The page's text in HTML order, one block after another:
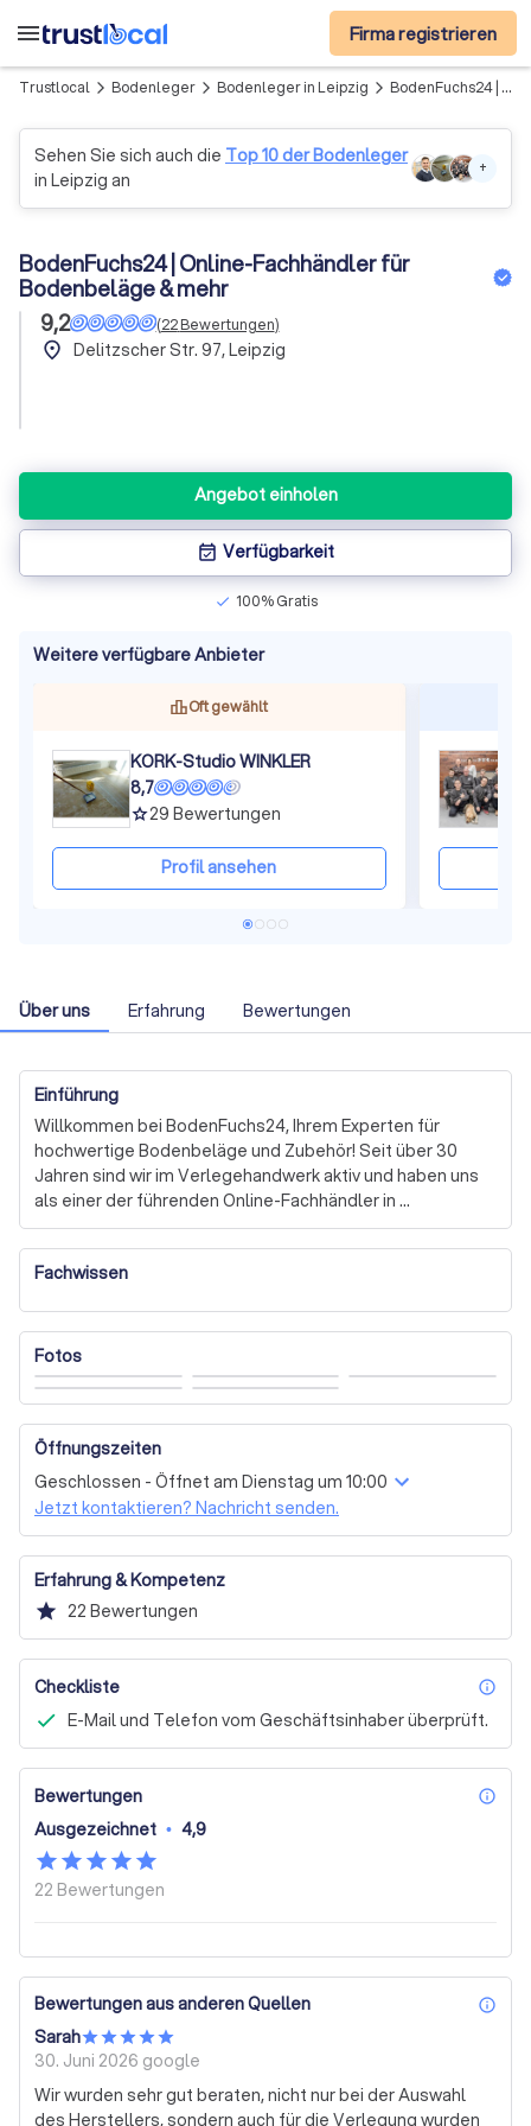
menu Firma registrieren
Trustlocal arrow_forward_ios Bodenleger arrow_forward_ios Bodenleger in Leipzig arrow_forward_ios BodenFuchs24 | Online-Fachhändler für Bodenbeläge & mehr
Sehen Sie sich auch die Top 10 der Bodenleger
in Leipzig an
+
BodenFuchs24 | Online-Fachhändler für
Bodenbeläge & mehr
9,2
(22Bewertungen)
place Delitzscher Str. 97, Leipzig
Angebot einholen
event_available Verfügbarkeit
check 100% Gratis
Weitere verfügbare Anbieter
Oft gewählt
KORK-Studio WINKLER
8,7
grade29 Bewertungen
Profil ansehen
Über uns Erfahrung Bewertungen
Einführung
Willkommen bei BodenFuchs24, Ihrem Experten für
hochwertige Bodenbeläge und Zubehör! Seit über 30
Jahren sind wir im Verlegehandwerk aktiv und haben uns
als einer der führenden Online-Fachhändler in
Deutschland etabliert. Unsere umfangreiche Auswahl
umfasst Vinylböden, Bioböden, Parkett, Laminat und viele
weitere beliebte Beläge. Wir wissen genau, welcher
geeignet ist.
Was uns auszeichnet, ist nicht nur unser breites
Sortiment, sondern auch unser tiefes Fachwissen. Mit
einem ständigen Lagerzugriff auf tausende
Quadratmeter Bodenbeläge und Verlegezubehör
garantieren wir Ihnen eine schnelle und unkomplizierte
Abwicklung. Zudem bieten wir einen Musterservice an,
Egal, ob Sie Fragen zu technischen Details oder zur
Verlegung haben, unser kompetentes Team steht Ihnen
jederzeit zur Verfügung. Besuchen Sie unseren
lassen.
Zögern Sie nicht, uns zu kontaktieren und fordern Sie
noch heute ein kostenloses Angebot an! Lassen Sie uns
gemeinsam den perfekten Boden für Ihr Zuhause oder Ihr
Gewerbe finden!
Fachwissen
Fotos
Öffnungszeiten
Geschlossen - Öffnet am Dienstag um 10:00
Jetzt kontaktieren? Nachricht senden.
Erfahrung & Kompetenz
star 22 Bewertungen
Checkliste
E-Mail und Telefon vom Geschäftsinhaber überprüft.
Bewertungen
Ausgezeichnet • 4,9
22 Bewertungen
Bewertungen aus anderen Quellen
Sarah
30. Juni 2026 google
Wir wurden sehr gut beraten, nicht nur bei der Auswahl
des Herstellers, sondern auch für die Verlegung wurden